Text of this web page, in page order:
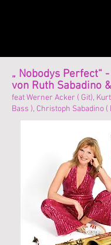
„ Nobodys Perfect“
von Ruth Sabadino
feat Werner Acker ( Git),
Bass ), Christoph Sabadino (